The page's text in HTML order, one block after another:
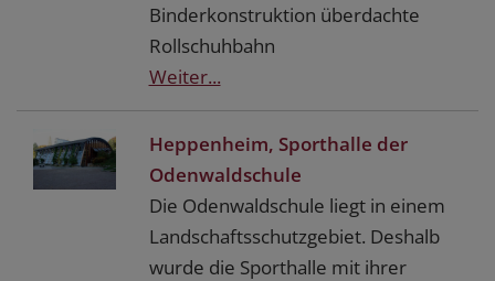
Binderkonstruktion überdachte
Rollschuhbahn
Weiter...
Heppenheim, Sporthalle der
Odenwaldschule
Die Odenwaldschule liegt in einem
Landschaftsschutzgebiet. Deshalb
wurde die Sporthalle mit ihrer